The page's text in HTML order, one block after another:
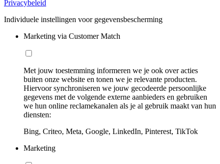
Privacybeleid
Individuele instellingen voor gegevensbescherming
Marketing via Customer Match
Met jouw toestemming informeren we je ook over acties
buiten onze website en tonen we je relevante producten.
Hiervoor synchroniseren we jouw gecodeerde persoonlijke
gegevens met de volgende externe aanbieders en gebruiken
we hun online reclamekanalen als je al gebruik maakt van hun
diensten:
Bing, Criteo, Meta, Google, LinkedIn, Pinterest, TikTok
Marketing